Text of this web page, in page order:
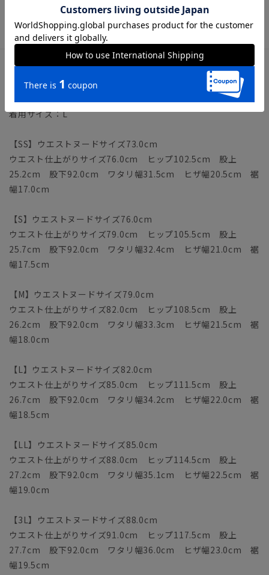
※こちらの商品は、杢調柄となります。
サイズ詳細
着用サイズ：L
【SS】ウエストヌードサイズ73.0cm
ウエスト仕上がりサイズ76.0cm ヒップ102.5cm 股上
25.2cm 股下92.0cm ワタリ幅31.5cm ヒザ幅20.5cm 裾
幅17.0cm
【S】ウエストヌードサイズ76.0cm
ウエスト仕上がりサイズ79.0cm ヒップ105.5cm 股上
25.7cm 股下92.0cm ワタリ幅32.4cm ヒザ幅21.0cm 裾
幅17.5cm
【M】ウエストヌードサイズ79.0cm
ウエスト仕上がりサイズ82.0cm ヒップ108.5cm 股上
26.2cm 股下92.0cm ワタリ幅33.3cm ヒザ幅21.5cm 裾
幅18.0cm
【L】ウエストヌードサイズ82.0cm
ウエスト仕上がりサイズ85.0cm ヒップ111.5cm 股上
26.7cm 股下92.0cm ワタリ幅34.2cm ヒザ幅22.0cm 裾
幅18.5cm
【LL】ウエストヌードサイズ85.0cm
ウエスト仕上がりサイズ88.0cm ヒップ114.5cm 股上
27.2cm 股下92.0cm ワタリ幅35.1cm ヒザ幅22.5cm 裾
幅19.0cm
【3L】ウエストヌードサイズ88.0cm
ウエスト仕上がりサイズ91.0cm ヒップ117.5cm 股上
27.7cm 股下92.0cm ワタリ幅36.0cm ヒザ幅23.0cm 裾
幅19.5cm